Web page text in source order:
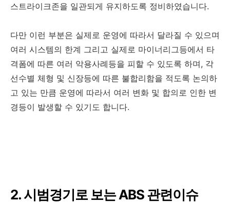
스트라이크존을 일관되게 유지하도록 정비하였습니다.
다만 이런 부분은 실제로 운영에 따라서 달라질 수 있으며
여러 시스템의 한계 그리고 실제로 마이너리그등에서 타
격폼에 따른 여러 악용사례등을 피할 수 있도록 하며, 각
선수별 체형 및 신장등에 따른 불합리함을 적도록 논의하
고 있는 만큼 운영에 따라서 여러 변화 및 합의로 인한 변
경등이 발생할 수 있기도 합니다.
2. 시범경기로 보는 ABS 관련이슈